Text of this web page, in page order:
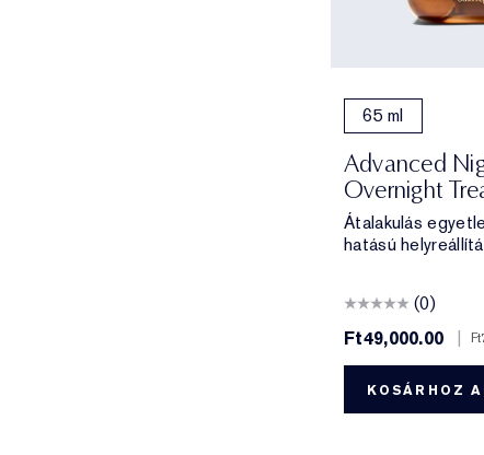
65 ml
Advanced
Overnight
Átalakulás
hatású
(0)
Ft49,000.00
KOSÁRHOZ